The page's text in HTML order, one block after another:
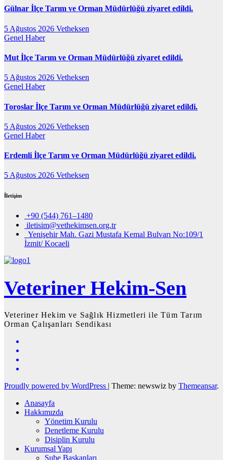
Gülnar İlçe Tarım ve Orman Müdürlüğü ziyaret edildi.
5 Ağustos 2026 Vetheksen
Genel Haber
Mut İlçe Tarım ve Orman Müdürlüğü ziyaret edildi.
5 Ağustos 2026 Vetheksen
Genel Haber
Toroslar İlçe Tarım ve Orman Müdürlüğü ziyaret edildi.
5 Ağustos 2026 Vetheksen
Genel Haber
Erdemli İlçe Tarım ve Orman Müdürlüğü ziyaret edildi.
5 Ağustos 2026 Vetheksen
İletişim
+90 (544) 761–1480
iletisim@vethekimsen.org.tr
Yenişehir Mah. Gazi Mustafa Kemal Bulvarı No:109/1
İzmit/ Kocaeli
Veteriner Hekim-Sen
Veteriner Hekim ve Sağlık Hizmetleri ile Tüm Tarım
Orman Çalışanları Sendikası
Proudly powered by WordPress | Theme: newswiz by Themeansar.
Anasayfa
Hakkımızda
Yönetim Kurulu
Denetleme Kurulu
Disiplin Kurulu
Kurumsal Yapı
Şube Başkanları